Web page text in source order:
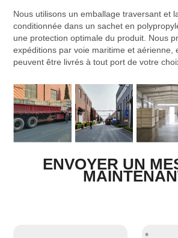
Nous utilisons un emballage traversant et
conditionnée dans un sachet en
une protection optimale du produit. Nous
expéditions par voie maritime et aérienne,
peuvent être livrés à tout port de votre
ENVOYER UN